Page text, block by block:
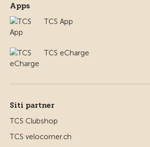
Apps
TCS App
TCS eCharge
Siti partner
TCS Clubshop
TCS velocorner.ch